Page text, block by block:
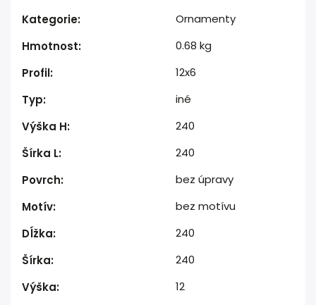
Kategorie:
Ornamenty
Hmotnost:
0.68 kg
Profil:
12x6
Typ:
iné
Výška H:
240
Šírka L:
240
Povrch:
bez úpravy
Motív:
bez motívu
Dĺžka:
240
Šírka:
240
Výška:
12